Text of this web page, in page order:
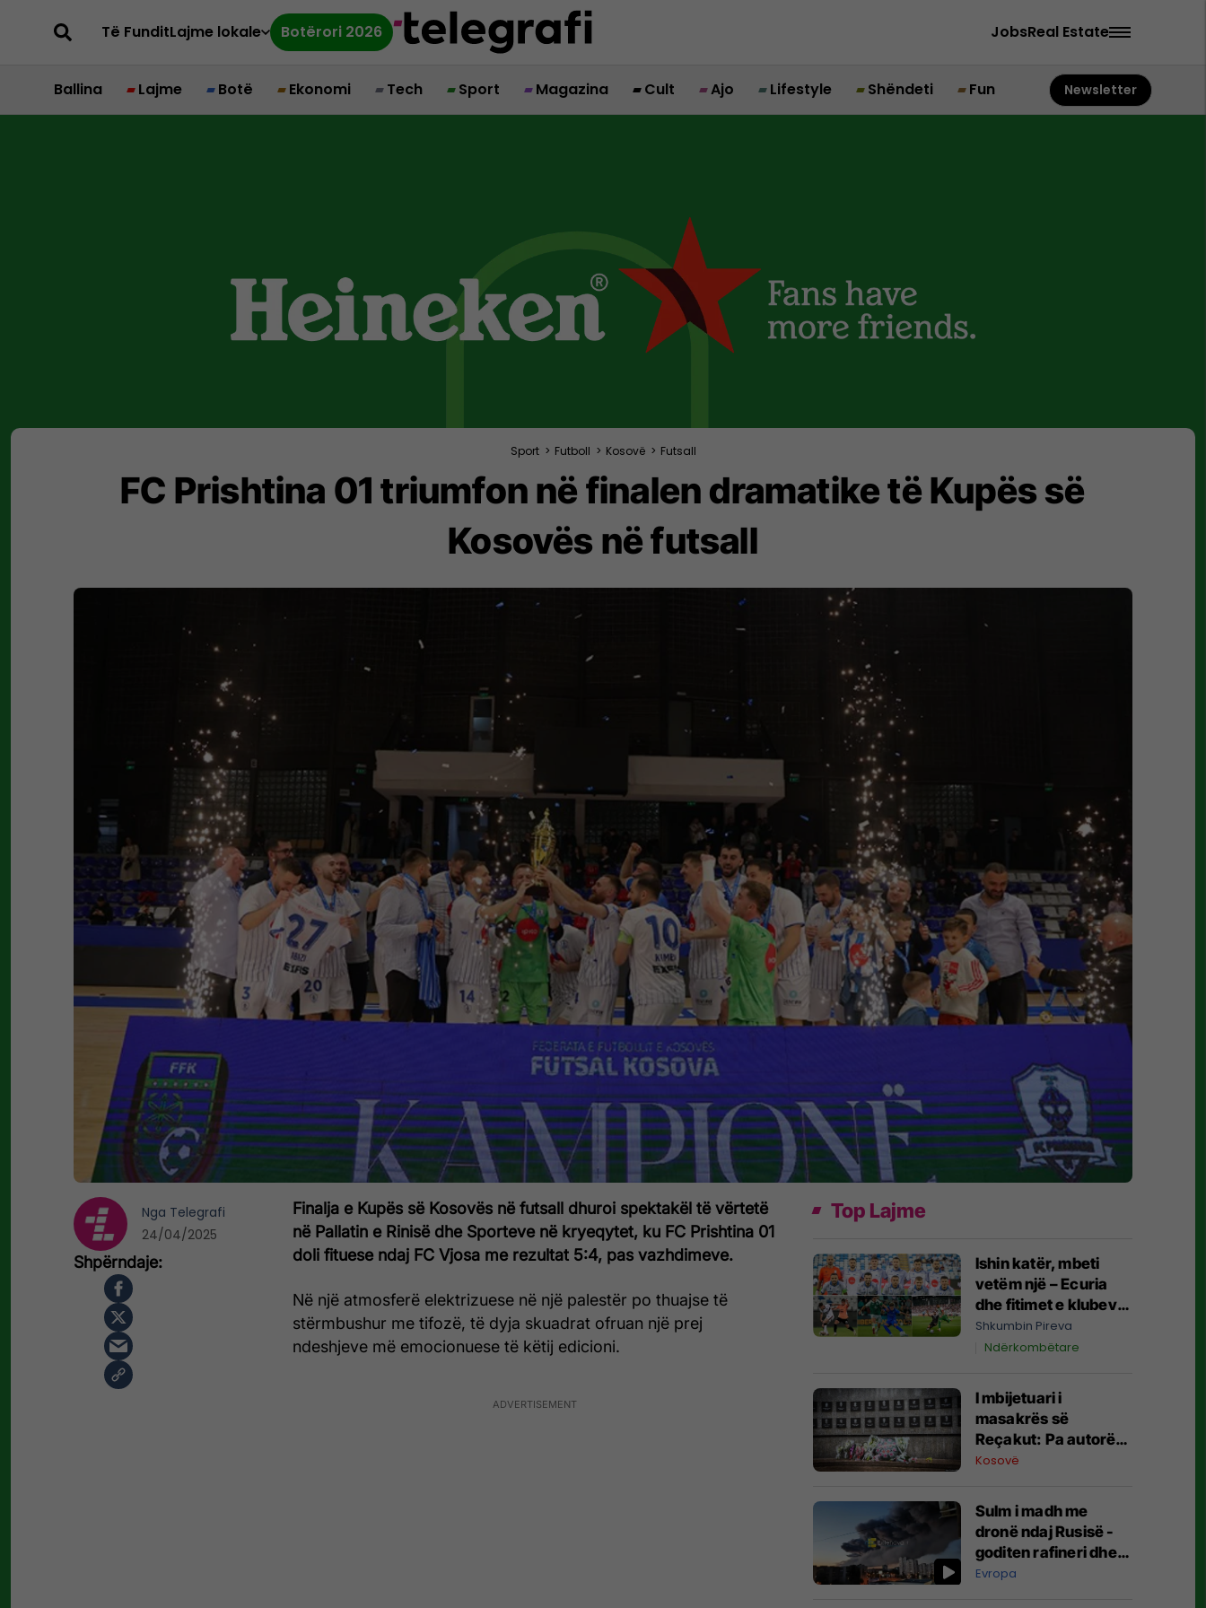
Të FunditLajme lokale Botërori 2026 JobsReal Estate
Ballina Lajme Botë Ekonomi Tech Sport Magazina Cult Ajo Lifestyle Shëndeti Fun Newsletter
Sport > Futboll > Kosovë > Futsall
FC Prishtina 01 triumfon në finalen dramatike të Kupës së
Kosovës në futsall
Finalja e Kupës së Kosovës në futsall dhuroi spektakël të vërtetë
në Pallatin e Rinisë dhe Sporteve në kryeqytet, ku FC Prishtina 01
doli fituese ndaj FC Vjosa me rezultat 5:4, pas vazhdimeve.
Në një atmosferë elektrizuese në një palestër po thuajse të
stërmbushur me tifozë, të dyja skuadrat ofruan një prej
ndeshjeve më emocionuese të këtij edicioni.
Nga Telegrafi
24/04/2025
Top Lajme
Ishin katër, mbeti
vetëm një – Ecuria
dhe fitimet e klubeve
kosovare në Evropë
Shkumbin Pireva
Ndërkombëtare
I mbijetuari i
masakrës së
Reçakut: Pa autorët,
s’ka drejtësi
Kosovë
Sulm i madh me
dronë ndaj Rusisë -
goditen rafineri dhe
"Amazoni rus"
Evropa